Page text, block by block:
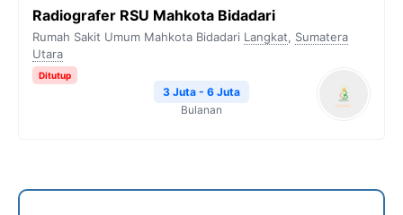
Radiografer RSU Mahkota Bidadari
Rumah Sakit Umum Mahkota Bidadari Langkat, Sumatera
Utara
Ditutup
3 Juta - 6 Juta
Bulanan